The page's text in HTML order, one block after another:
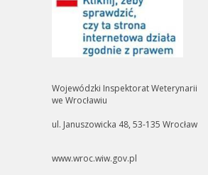
Wojewódzki Inspektorat Weterynarii
we Wrocławiu
ul. Januszowicka 48, 53-135 Wrocław
www.wroc.wiw.gov.pl